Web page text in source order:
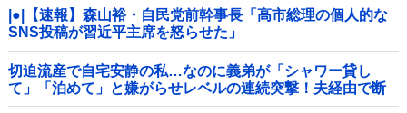
|●|【速報】森山裕・自民党前幹事長「高市総理の個人的な
SNS投稿が習近平主席を怒らせた」
切迫流産で自宅安静の私…なのに義弟が「シャワー貸し
て」「泊めて」と嫌がらせレベルの連続突撃！夫経由で断
ると私に直接LINEしてきて絶句←大人しく自宅の風呂に入